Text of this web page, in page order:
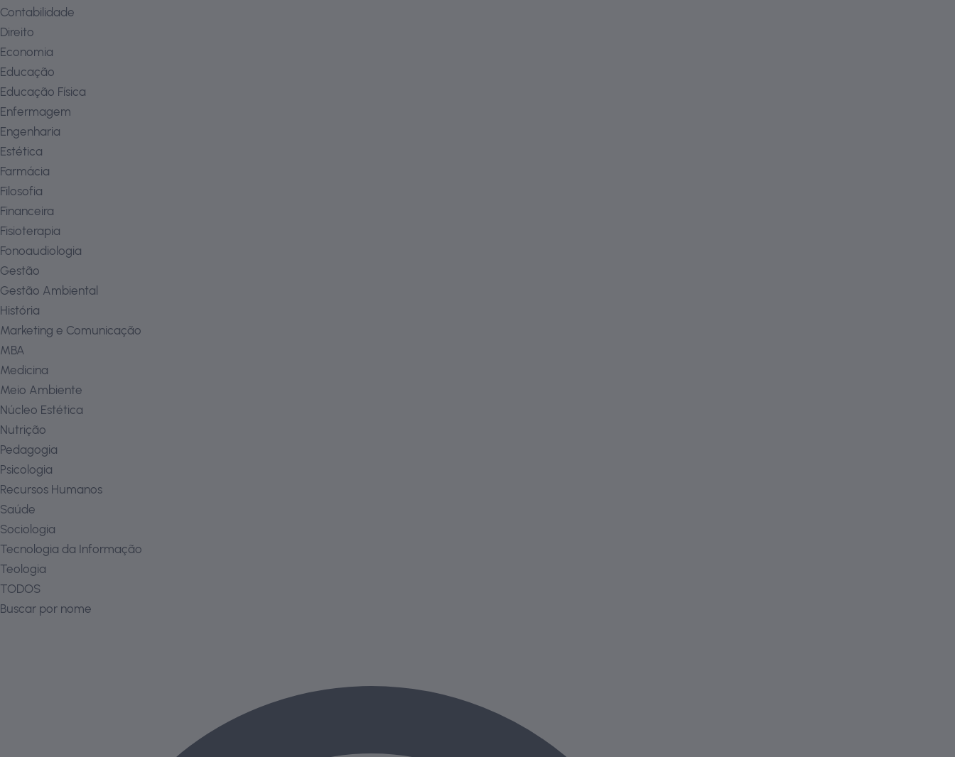
Contabilidade
Direito
Economia
Educação
Educação Física
Enfermagem
Engenharia
Estética
Farmácia
Filosofia
Financeira
Fisioterapia
Fonoaudiologia
Gestão
Gestão Ambiental
História
Marketing e Comunicação
MBA
Medicina
Meio Ambiente
Núcleo Estética
Nutrição
Pedagogia
Psicologia
Recursos Humanos
Saúde
Sociologia
Tecnologia da Informação
Teologia
TODOS
Buscar por nome